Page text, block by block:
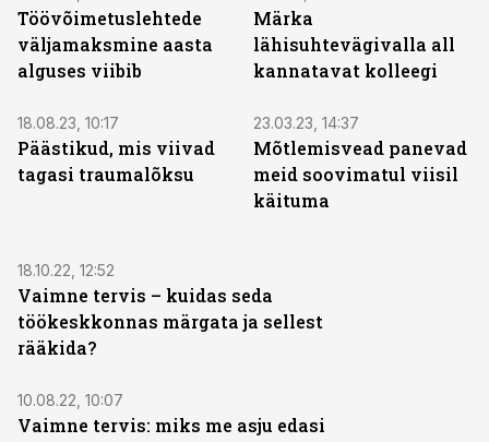
Töövõimetuslehtede
väljamaksmine aasta
alguses viibib
Märka
lähisuhtevägivalla all
kannatavat kolleegi
18.08.23, 10:17
Päästikud, mis viivad
tagasi traumalõksu
23.03.23, 14:37
Mõtlemisvead panevad
meid soovimatul viisil
käituma
18.10.22, 12:52
Vaimne tervis – kuidas seda
töökeskkonnas märgata ja sellest
rääkida?
10.08.22, 10:07
Vaimne tervis: miks me asju edasi